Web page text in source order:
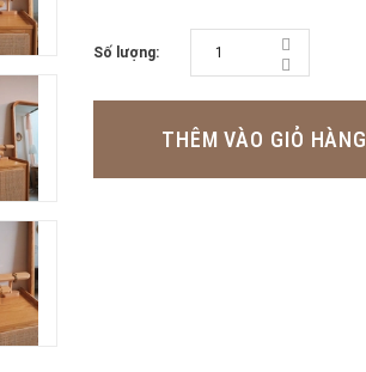
Số lượng:
THÊM VÀO GIỎ HÀNG